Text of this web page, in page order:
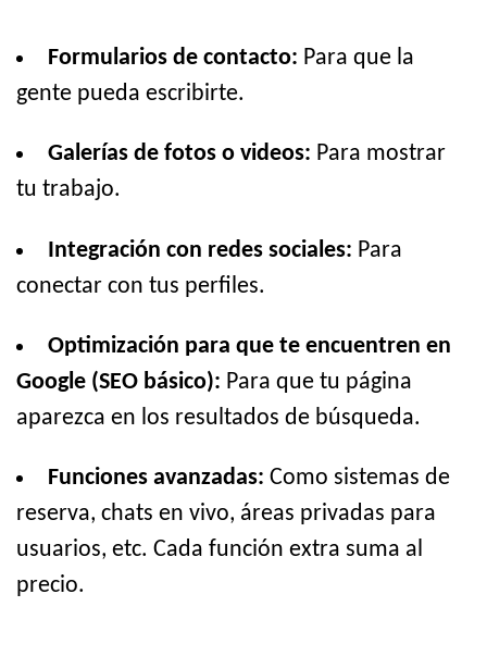
Formularios de contacto: Para que la
gente pueda escribirte.
Galerías de fotos o videos: Para mostrar
tu trabajo.
Integración con redes sociales: Para
conectar con tus perfiles.
Optimización para que te encuentren en
Google (SEO básico): Para que tu página
aparezca en los resultados de búsqueda.
Funciones avanzadas: Como sistemas de
reserva, chats en vivo, áreas privadas para
usuarios, etc. Cada función extra suma al
precio.